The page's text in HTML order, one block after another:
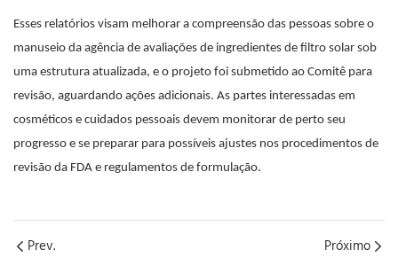
Esses relatórios visam melhorar a compreensão das pessoas sobre o
manuseio da agência de avaliações de ingredientes de filtro solar sob
uma estrutura atualizada, e o projeto foi submetido ao Comitê para
revisão, aguardando ações adicionais. As partes interessadas em
cosméticos e cuidados pessoais devem monitorar de perto seu
progresso e se preparar para possíveis ajustes nos procedimentos de
revisão da FDA e regulamentos de formulação.
Prev. Próximo